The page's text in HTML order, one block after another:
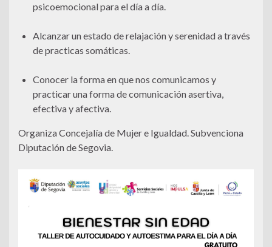
psicoemocional para el día a día.
Alcanzar un estado de relajación y serenidad a través
de practicas somáticas.
Conocer la forma en que nos comunicamos y
practicar una forma de comunicación asertiva,
efectiva y afectiva.
Organiza Concejalía de Mujer e Igualdad. Subvenciona
Diputación de Segovia.